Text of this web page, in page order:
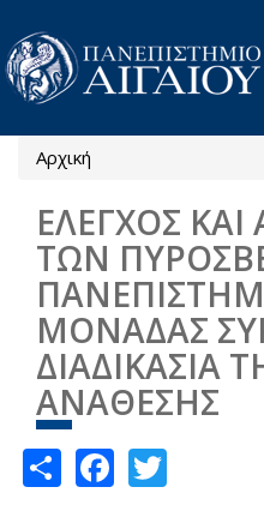
Παράκαμψη προς το κυρίως
Είστε εδώ
Αρχική
ΕΛΕΓΧΟΣ
ΤΩΝ
ΜΟΝΑΔΑΣ
ΔΙΑΔΙΚΑΣΙΑ
ΑΝΑΘΕΣΗΣ
ShareFacebook